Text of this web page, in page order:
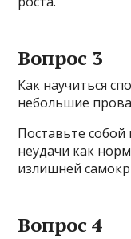
Вопрос 3
Как научиться
небольшие
Поставьте
неудачи как
излишней
Вопрос 4